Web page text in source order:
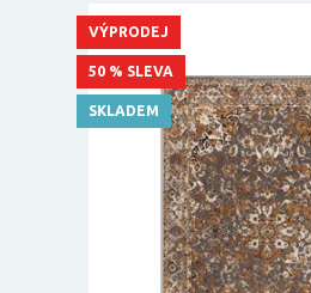
VÝPRODEJ
50 % SLEVA
SKLADEM